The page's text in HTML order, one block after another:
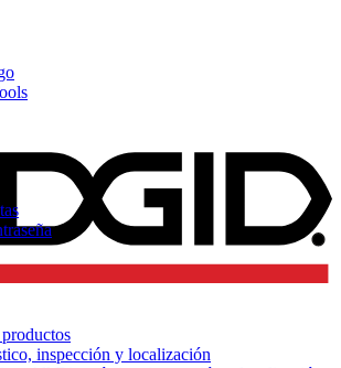
inspección y localización